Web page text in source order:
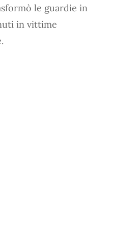
le guardie in
in vittime